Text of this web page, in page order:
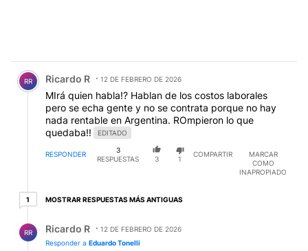
Comentario de Ricardo R.
RR Ricardo R 12 DE FEBRERO DE 2026
MIrá quien habla!? Hablan de los costos laborales
pero se echa gente y no se contrata porque no hay
nada rentable en Argentina. ROmpieron lo que
quedaba!!
EDITADO
RESPONDER
3
RESPUESTAS
3 1
COMPARTIR
MARCAR
COMO
INAPROPIADO
11 respuesta más antiguas
MOSTRAR RESPUESTAS MÁS ANTIGUAS
RR Ricardo R
12 DE FEBRERO DE 2026
Responder a Eduardo Tonelli